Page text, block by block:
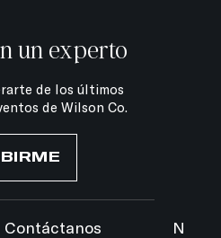
un experto
de los últimos
de Wilson Co.
Contáctanos
N